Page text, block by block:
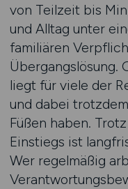
von Teilzeit bis
und Alltag unter
familiären
Übergangslösung.
liegt für viele der
und dabei
Füßen haben.
Einstiegs ist
Wer regelmäßig